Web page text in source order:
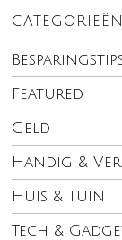
CATEGORIEËN
Featured
Geld
Handig &
Huis & Tuin
Tech &